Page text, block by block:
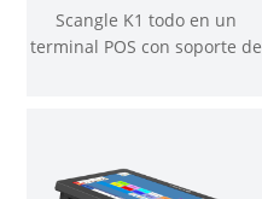
Scangle K1 todo en un
terminal POS con soporte de